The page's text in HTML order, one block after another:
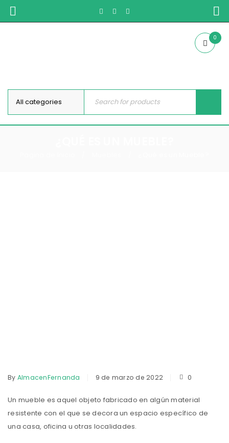
0
By AlmacenFernanda 9 de marzo de 2022 0
Un mueble es aquel objeto fabricado en algún material
resistente con el que se decora un espacio específico de
una casa, oficina u otras localidades.